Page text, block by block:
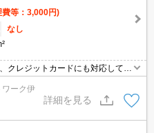
費等：3,000円)
なし
クレジットカードにも対応してお
でお気軽にお問い合わせ下さい！
ーク伊
詳細を見る